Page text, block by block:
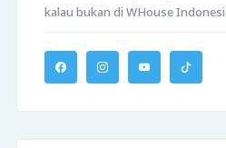
kalau bukan di WHouse